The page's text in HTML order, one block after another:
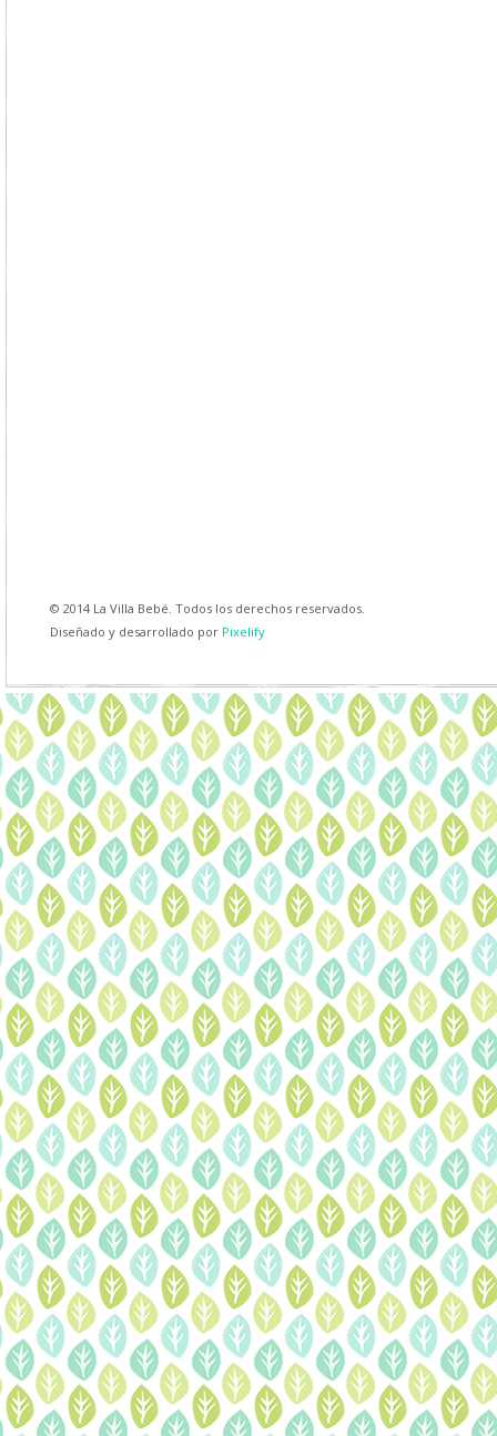
© 2014 La Villa Bebé. Todos los derechos reservados.
Diseñado y desarrollado por Pixelify